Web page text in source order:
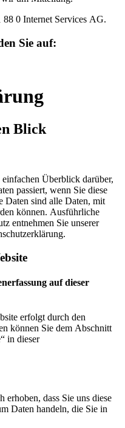
88 0 Internet Services AG.
Sie auf:​
Blick
Überblick darüber,
passiert, wenn Sie diese
Daten sind alle Daten, mit
können. Ausführliche
entnehmen Sie unserer
auf dieser
erfolgt durch den
können Sie dem Abschnitt
in dieser
erhoben, dass Sie uns diese
Daten handeln, die Sie in